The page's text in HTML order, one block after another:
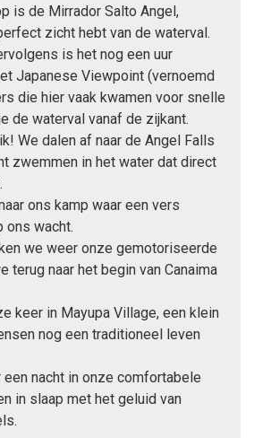
is de Mirrador Salto Angel,
zicht hebt van de waterval.
is het nog een uur
Japanese Viewpoint (vernoemd
die hier vaak kwamen voor snelle
de waterval vanaf de zijkant.
We dalen af naar de Angel Falls
zwemmen in het water dat direct
ons kamp waar een vers
ons wacht.
we weer onze gemotoriseerde
terug naar het begin van Canaima
keer in Mayupa Village, een klein
nog een traditioneel leven
nacht in onze comfortabele
in slaap met het geluid van